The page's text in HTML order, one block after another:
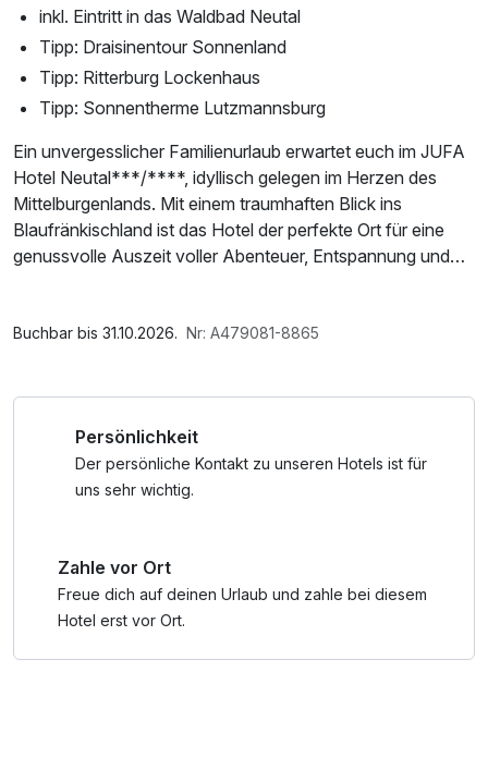
inkl. Eintritt in das Waldbad Neutal
Tipp: Draisinentour Sonnenland
Tipp: Ritterburg Lockenhaus
Tipp: Sonnentherme Lutzmannsburg
Ein unvergesslicher Familienurlaub erwartet euch im JUFA
Hotel Neutal***/****, idyllisch gelegen im Herzen des
Mittelburgenlands. Mit einem traumhaften Blick ins
Blaufränkischland ist das Hotel der perfekte Ort für eine
genussvolle Auszeit voller Abenteuer, Entspannung und
für strahlende Kinderaugen und erholsame Momente für
mit Klettergerüsten, Rutschen und Schaukeln, während der
hoteleigene Streichelzoo die Herzen kleiner Tierfreunde
höherschlagen lässt. Wer sich an heißen Tagen nach einer
Hotelgäste kostenlos.
Egal ob ihr einen aktiven Familienurlaub mit viel Bewegung
Saunabenutzung, Parkplatz, W-LAN Nutzung /
Buchbar bis 31.10.2026. Nr: A479081-8865
Persönlichkeit
Der persönliche Kontakt zu unseren Hotels ist für
uns sehr wichtig.
Zahle vor Ort
Freue dich auf deinen Urlaub und zahle bei diesem
Hotel erst vor Ort.